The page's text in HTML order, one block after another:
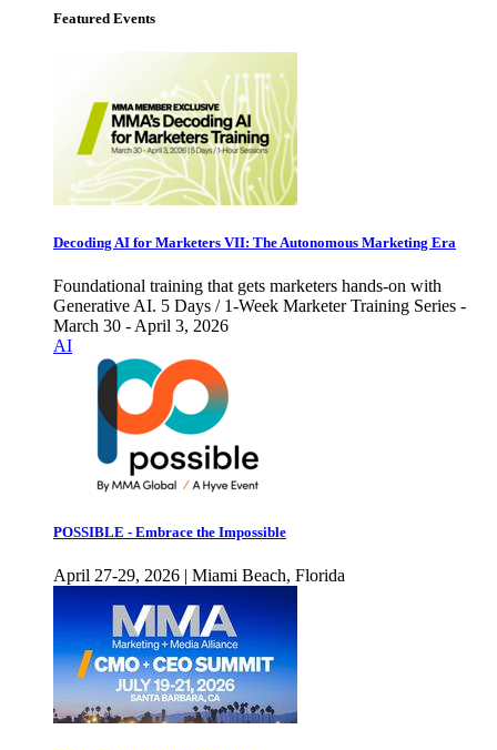
Featured Events
Decoding AI for Marketers VII: The Autonomous Marketing Era
Foundational training that gets marketers hands-on with
Generative AI. 5 Days / 1-Week Marketer Training Series -
March 30 - April 3, 2026
AI
POSSIBLE - Embrace the Impossible
April 27-29, 2026 | Miami Beach, Florida